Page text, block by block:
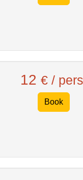
12€ /
Book